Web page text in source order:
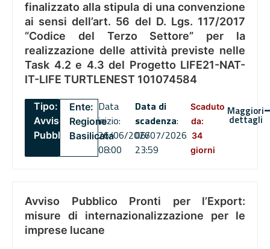
finalizzato alla stipula di una convenzione
ai sensi dell’art. 56 del D. Lgs. 117/2017
“Codice del Terzo Settore” per la
realizzazione delle attività previste nelle
Task 4.2 e 4.3 del Progetto LIFE21-NAT-
IT-LIFE TURTLENEST 101074584
Tipo:
Avviso
Pubblico
Ente:
Regione
Basilicata
Data
inizio:
26/06/2026
08:00
Data di
scadenza:
06/07/2026
23:59
Scaduto
da:
34
giorni
Maggiori
dettagli
Avviso Pubblico Pronti per l’Export:
misure di internazionalizzazione per le
imprese lucane